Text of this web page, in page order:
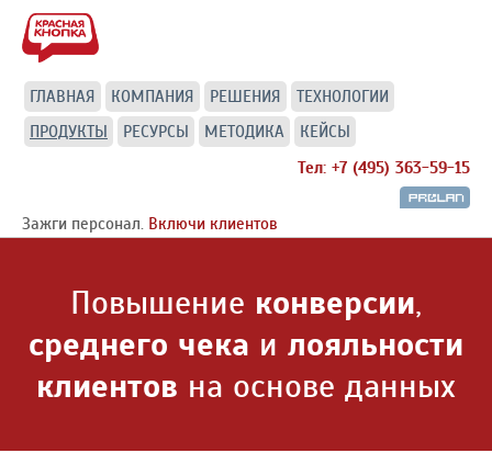
ГЛАВНАЯ КОМПАНИЯ РЕШЕНИЯ
ТЕХНОЛОГИИ
ПРОДУКТЫ
РЕСУРСЫ МЕТОДИКА
КЕЙСЫ
Тел: +7 (495) 363-59-15
Зажги персонал. Включи клиентов
Повышение конверсии,
среднего чека и лояльности
клиентов на основе данных